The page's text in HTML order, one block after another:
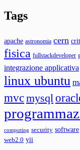
Tags
apache astronomia cern
fisica fullstackdeveloper
integrazione applicativa
linux ubuntu
mvcmysql
computing security software
web2.0 yii